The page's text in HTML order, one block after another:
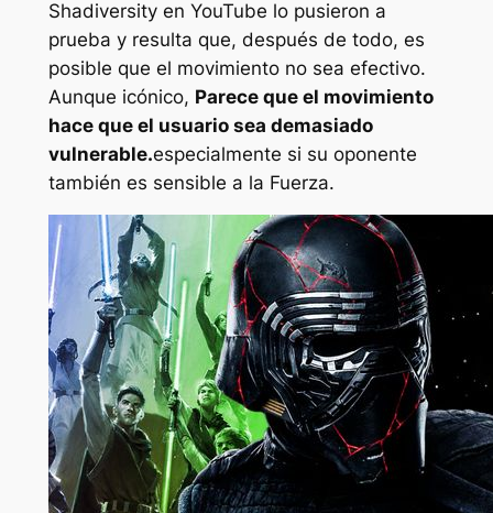
Shadiversity en YouTube lo pusieron a
prueba y resulta que, después de todo, es
posible que el movimiento no sea efectivo.
Aunque icónico, Parece que el movimiento
hace que el usuario sea demasiado
vulnerable.especialmente si su oponente
también es sensible a la Fuerza.